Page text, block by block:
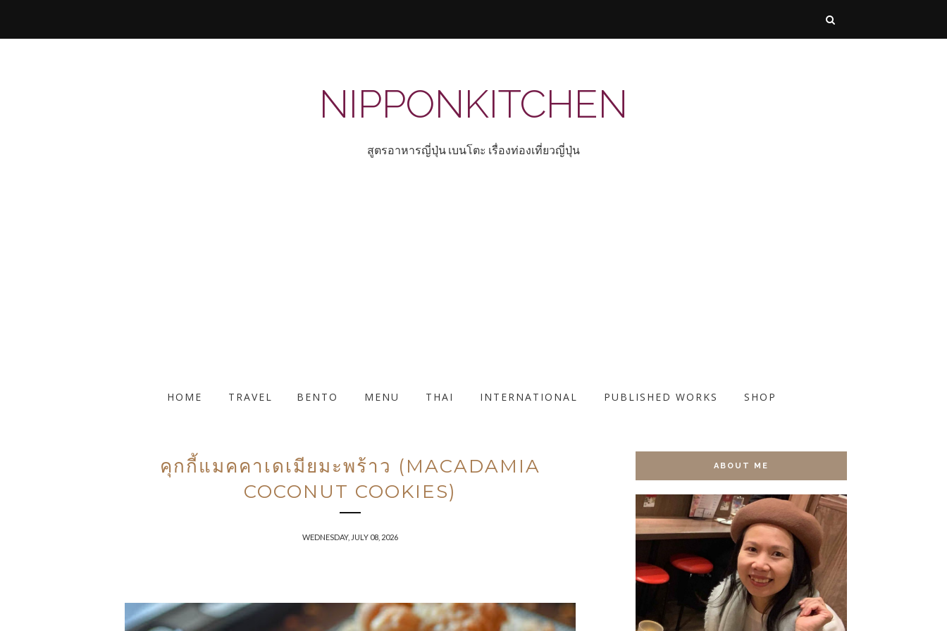
NIPPONKITCHEN
สูตรอาหารญี่ปุ่น เบนโตะ เรื่องท่องเที่ยวญี่ปุ่น
HOME TRAVEL BENTO MENU THAI INTERNATIONAL PUBLISHED WORKS SHOP
คุกกี้แมคคาเดเมียมะพร้าว (MACADAMIA
COCONUT COOKIES)
WEDNESDAY, JULY 08, 2026
ABOUT ME